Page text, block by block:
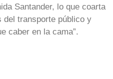
Santander, lo que coarta
del transporte público y
caber en la cama”.